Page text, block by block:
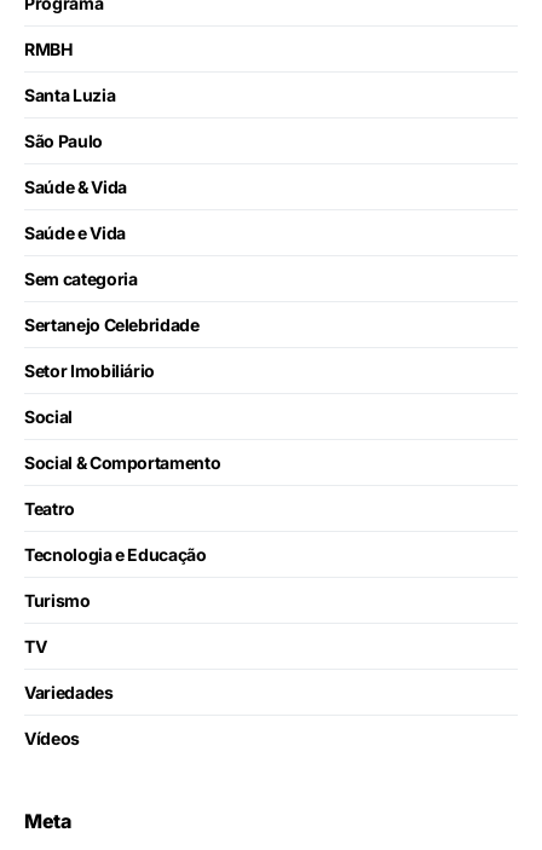
RMBH
Santa Luzia
São Paulo
Saúde & Vida
Saúde e Vida
Sem categoria
Sertanejo Celebridade
Setor Imobiliário
Social
Social & Comportamento
Teatro
Tecnologia e Educação
Turismo
TV
Variedades
Vídeos
Meta